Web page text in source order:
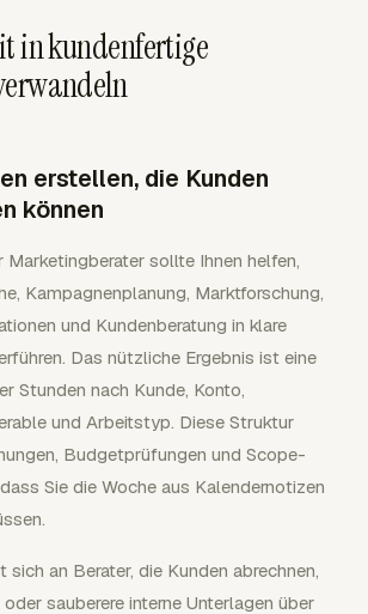
in kundenfertige
erstellen, die Kunden
können
Marketingberater sollte Ihnen helfen,
Kampagnenplanung, Marktforschung,
und Kundenberatung in klare
Das nützliche Ergebnis ist eine
Stunden nach Kunde, Konto,
und Arbeitstyp. Diese Struktur
Budgetprüfungen und Scope-
Sie die Woche aus Kalendernotizen
sich an Berater, die Kunden abrechnen,
sauberere interne Unterlagen über